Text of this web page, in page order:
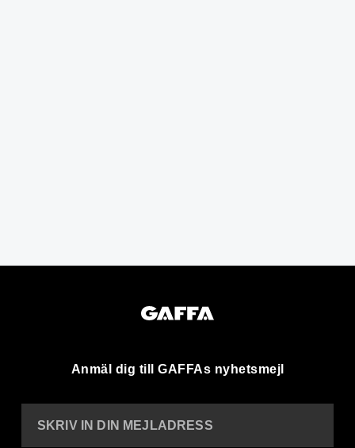
Anmäl dig till GAFFAs nyhetsmejl
SKRIV IN DIN MEJLADRESS